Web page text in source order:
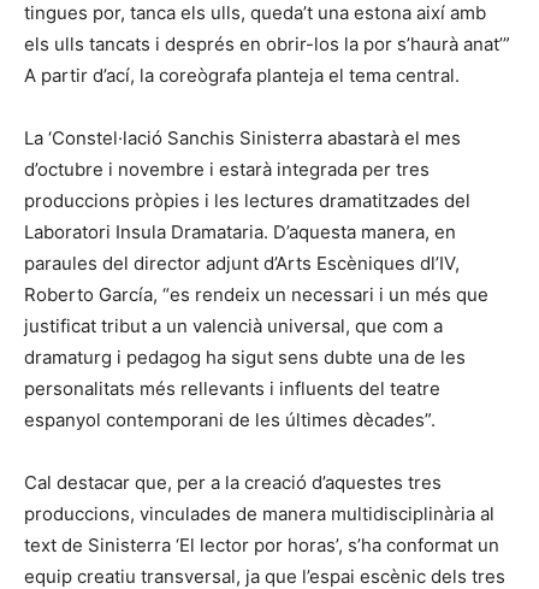
tingues por, tanca els ulls, queda’t una estona així amb
els ulls tancats i després en obrir-los la por s’haurà anat’”
A partir d’ací, la coreògrafa planteja el tema central.
La ‘Constel·lació Sanchis Sinisterra abastarà el mes
d’octubre i novembre i estarà integrada per tres
produccions pròpies i les lectures dramatitzades del
Laboratori Insula Dramataria. D’aquesta manera, en
paraules del director adjunt d’Arts Escèniques dl’IV,
Roberto García, “es rendeix un necessari i un més que
justificat tribut a un valencià universal, que com a
dramaturg i pedagog ha sigut sens dubte una de les
personalitats més rellevants i influents del teatre
espanyol contemporani de les últimes dècades”.
Cal destacar que, per a la creació d’aquestes tres
produccions, vinculades de manera multidisciplinària al
text de Sinisterra ‘El lector por horas’, s’ha conformat un
equip creatiu transversal, ja que l’espai escènic dels tres